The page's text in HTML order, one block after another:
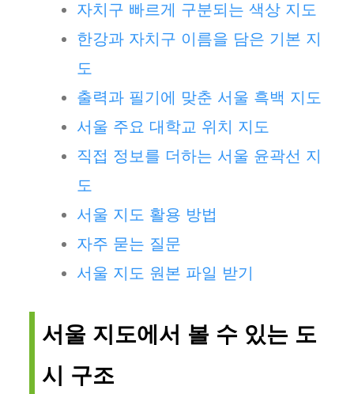
자치구 빠르게 구분되는 색상 지도
한강과 자치구 이름을 담은 기본 지
도
출력과 필기에 맞춘 서울 흑백 지도
서울 주요 대학교 위치 지도
직접 정보를 더하는 서울 윤곽선 지
도
서울 지도 활용 방법
자주 묻는 질문
서울 지도 원본 파일 받기
서울 지도에서 볼 수 있는 도
시 구조